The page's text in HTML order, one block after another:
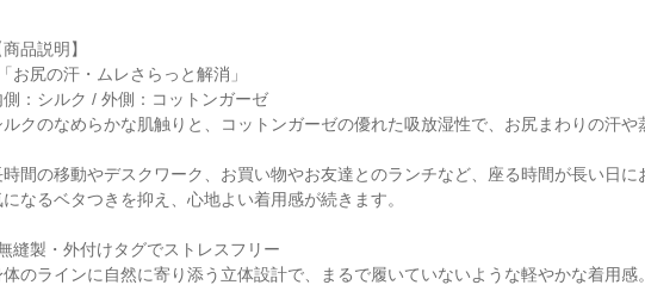
商品説明】
お尻の汗・ムレさらっと解消」
側：シルク / 外側：コットンガーゼ
ルクのなめらかな肌触りと、コットンガーゼの優れた吸放湿性で、お尻まわりの汗や
時間の移動やデスクワーク、お買い物やお友達とのランチなど、座る時間が長い日に
になるベタつきを抑え、心地よい着用感が続きます。
縫製・外付けタグでストレスフリー
体のラインに自然に寄り添う立体設計で、まるで履いていないような軽やかな着用感。